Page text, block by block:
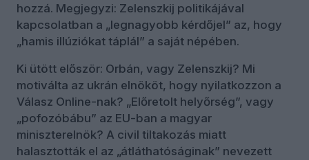
hozzá. Megjegyzi: Zelenszkij politikájával
kapcsolatban a „legnagyobb kérdőjel” az, hogy
„hamis illúziókat táplál” a saját népében.
Ki ütött először: Orbán, vagy Zelenszkij? Mi
motiválta az ukrán elnököt, hogy nyilatkozzon a
Válasz Online-nak? „Előretolt helyőrség”, vagy
„pofozóbábu” az EU-ban a magyar
miniszterelnök? A civil tiltakozás miatt
halasztották el az „átláthatóságinak” nevezett